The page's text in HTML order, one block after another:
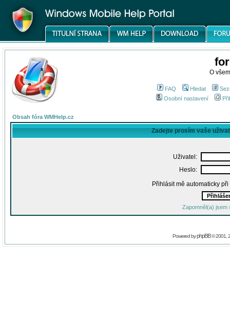
O
FAQ Hledat
Osobní nastavení
Obsah fóra WMHelp.cz
Zadejte prosím vaše
Uživatel:
Heslo:
Přihlásit mě automaticky
Zapomněl(a) jsem
Powered byphpBB© 2001,